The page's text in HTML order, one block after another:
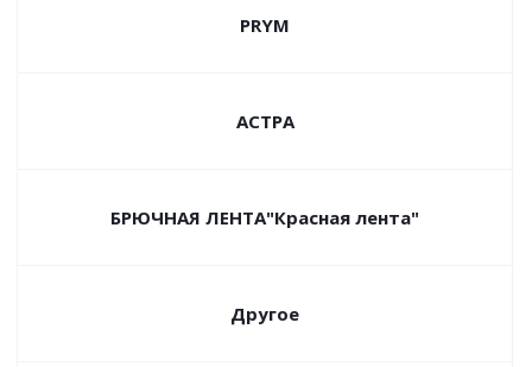
PRYM
АСТРА
БРЮЧНАЯ ЛЕНТА"Красная лента"
Другое